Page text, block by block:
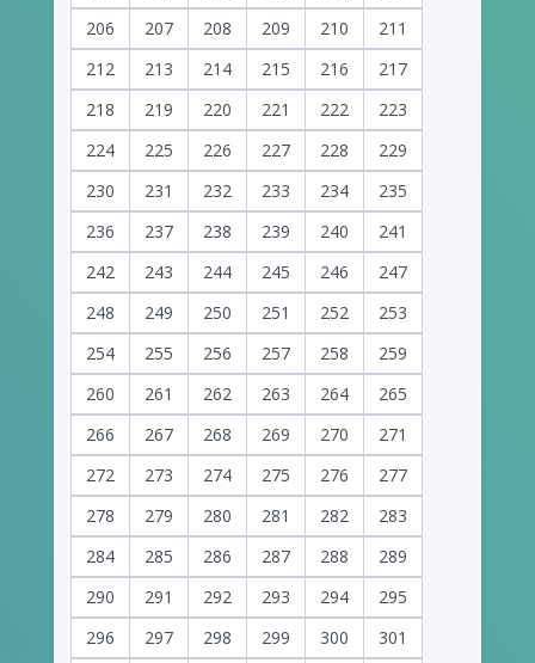
206
207 208 209 210
211
212
213 214 215 216
217
218
219 220 221 222
223
224
225 226 227 228
229
230
231 232 233 234
235
236
237 238 239 240
241
242
243 244 245 246
247
248
249 250 251 252
253
254
255 256 257 258
259
260
261 262 263 264
265
266
267 268 269 270
271
272
273 274 275 276
277
278
279 280 281 282
283
284
285 286 287 288
289
290
291 292 293 294
295
296
297 298 299 300
301